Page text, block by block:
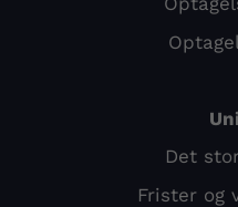
Det
Frister og